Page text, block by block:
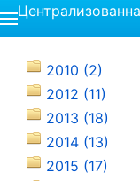
2010 (2)
2012 (11)
2013 (18)
2014 (13)
2015 (17)